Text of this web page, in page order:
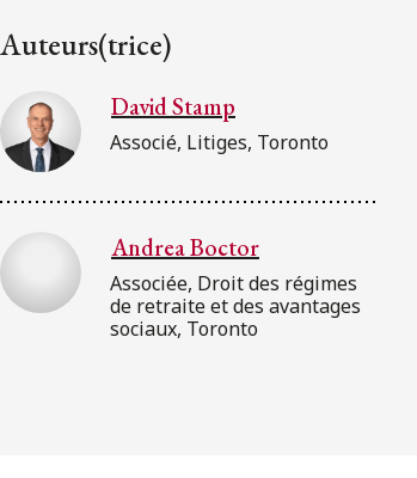
Auteurs(trice)
David Stamp
Associé, Litiges, Toronto
Andrea Boctor
Associée, Droit des régimes
de retraite et des avantages
sociaux, Toronto